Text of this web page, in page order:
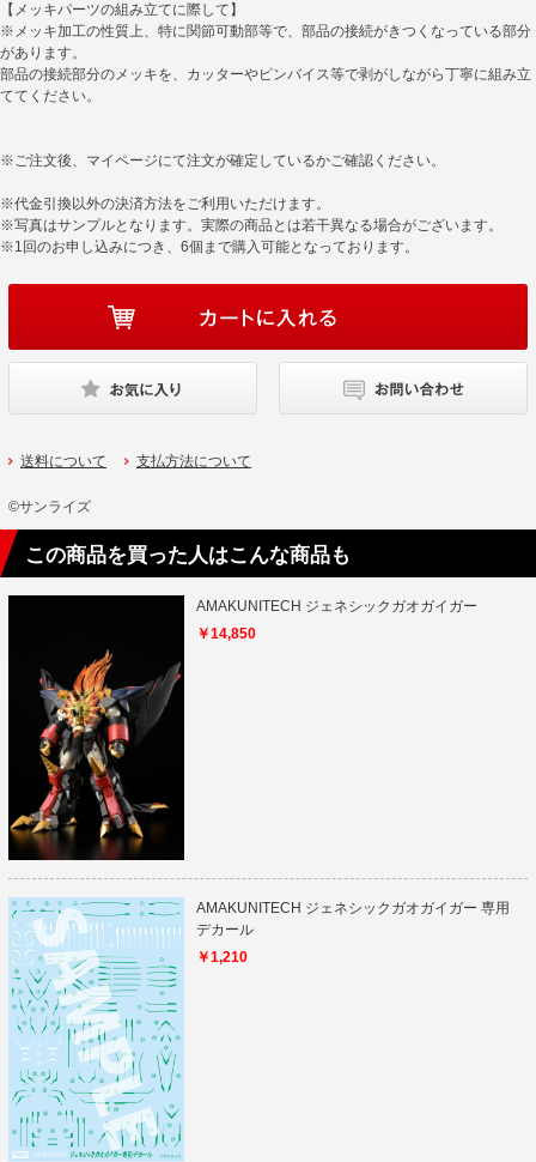
【メッキパーツの組み立てに際して】
※メッキ加工の性質上、特に関節可動部等で、部品の接続がきつくなっている部分
があります。
部品の接続部分のメッキを、カッターやピンバイス等で剥がしながら丁寧に組み立
ててください。
※ご注文後、マイページにて注文が確定しているかご確認ください。
※代金引換以外の決済方法をご利用いただけます。
※写真はサンプルとなります。実際の商品とは若干異なる場合がございます。
※1回のお申し込みにつき、6個まで購入可能となっております。
送料について 支払方法について
©サンライズ
この商品を買った人はこんな商品も
AMAKUNITECH ジェネシックガオガイガー
￥14,850
AMAKUNITECH ジェネシックガオガイガー 専用
デカール
￥1,210